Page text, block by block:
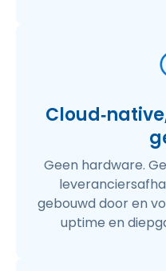
Geen hardware.
gebouwd door en
uptime en